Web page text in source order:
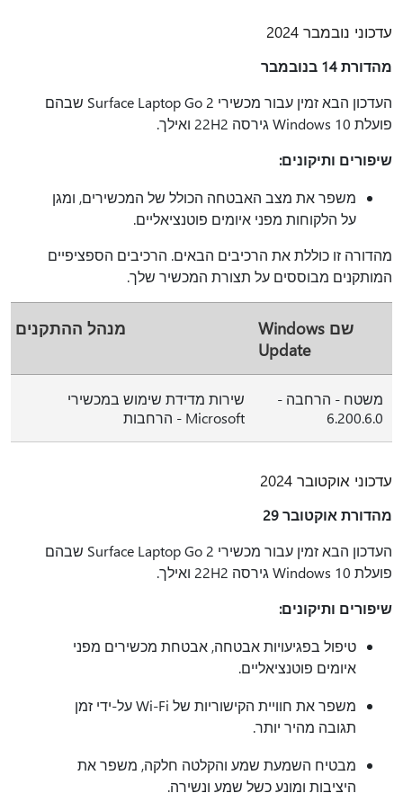
עדכוני נובמבר 2024
מהדורת 14 בנובמבר
העדכון הבא זמין עבור מכשירי Surface Laptop Go 2 שבהם
פועלת Windows 10 גירסה 22H2 ואילך.
שיפורים ותיקונים:
משפר את מצב האבטחה הכולל של המכשירים, ומגן
על הלקוחות מפני איומים פוטנציאליים.
מהדורה זו כוללת את הרכיבים הבאים. הרכיבים הספציפיים
המותקנים מבוססים על תצורת המכשיר שלך.
שם Windows
Update
מנהל ההתקנים
משטח - הרחבה -
6.200.6.0
שירות מדידת שימוש במכשירי
Microsoft - הרחבות
עדכוני אוקטובר 2024
מהדורת אוקטובר 29
העדכון הבא זמין עבור מכשירי Surface Laptop Go 2 שבהם
פועלת Windows 10 גירסה 22H2 ואילך.
שיפורים ותיקונים:
טיפול בפגיעויות אבטחה, אבטחת מכשירים מפני
איומים פוטנציאליים.
משפר את חוויית הקישוריות של Wi-Fi על-ידי זמן
תגובה מהיר יותר.
מבטיח השמעת שמע והקלטה חלקה, משפר את
היציבות ומונע כשל שמע ונשירה.